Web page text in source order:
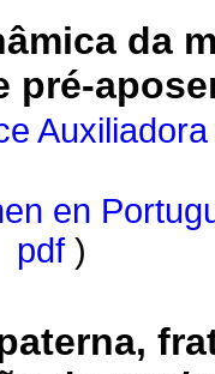
da
pré-
en
pdf )